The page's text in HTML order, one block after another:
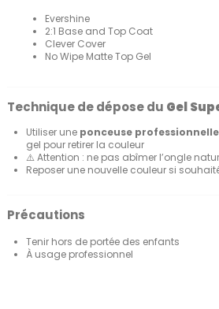
Evershine
2:1 Base and Top Coat
Clever Cover
No Wipe Matte Top Gel
Technique de dépose du Gel
Utiliser une ponceuse professionnelle
gel pour retirer la couleur
⚠️ Attention : ne pas abîmer l’ongle
Reposer une nouvelle couleur si
Précautions
Tenir hors de portée des enfants
À usage professionnel